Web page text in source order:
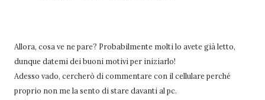
Allora, cosa ve ne pare? Probabilmente molti lo avete già letto,
dunque datemi dei buoni motivi per iniziarlo!
Adesso vado, cercherò di commentare con il cellulare perché
proprio non me la sento di stare davanti al pc.